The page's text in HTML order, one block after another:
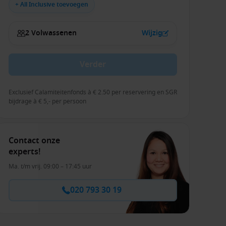
+ All Inclusive toevoegen
2 Volwassenen Wijzig
Exclusief Calamiteitenfonds à € 2.50 per reservering en SGR
bijdrage à € 5,- per persoon
Contact onze
experts!
Ma. t/m vrij. 09:00 – 17:45 uur
020 793 30 19